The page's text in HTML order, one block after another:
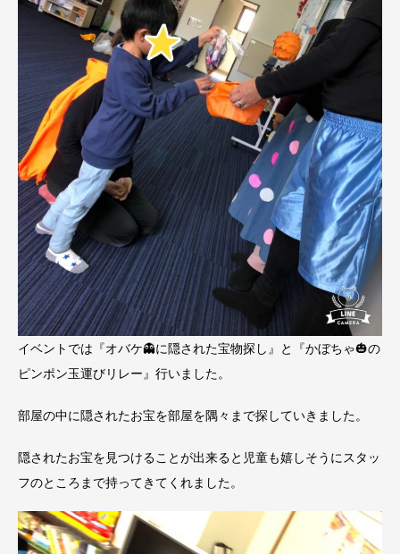
イベントでは『オバケ👻に隠された宝物探し』と『かぼちゃ🎃の
ピンポン玉運びリレー』行いました。
部屋の中に隠されたお宝を部屋を隅々まで探していきました。
隠されたお宝を見つけることが出来ると児童も嬉しそうにスタッ
フのところまで持ってきてくれました。